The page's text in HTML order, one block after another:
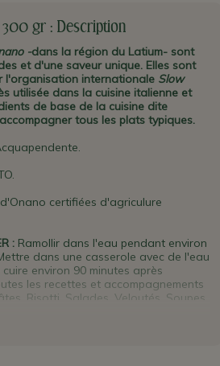
300 gr : Description
-dans la région du Latium- sont
et d'une saveur unique. Elles sont
l'organisation internationale Slow
utilisée dans la cuisine italienne et
de base de la cuisine dite
tous les plats typiques.
certifiées d'agriculure
: Ramollir dans l'eau pendant environ
dans une casserole avec de l'eau
environ 90 minutes après
les recettes et accompagnements
Risotti, Salades, Veloutés, Soupes,